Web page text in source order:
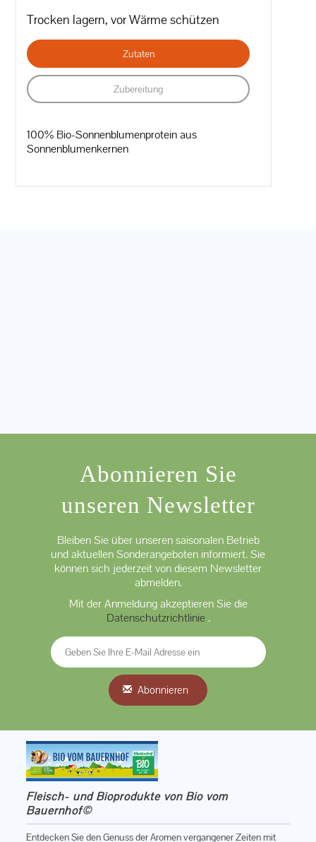
Trocken lagern, vor Wärme schützen
Zutaten
Zubereitung
100% Bio-Sonnenblumenprotein aus
Sonnenblumenkernen
Abonnieren Sie
unseren Newsletter
Bleiben Sie über unseren saisonalen Betrieb
und aktuellen Sonderangeboten informiert. Sie
können sich jederzeit von diesem Newsletter
abmelden.
Mit der Anmeldung akzeptieren Sie die
Datenschutzrichtlinie .
Abonnieren
Fleisch- und Bioprodukte von Bio vom
Bauernhof©
Entdecken Sie den Genuss der Aromen vergangener Zeiten mit